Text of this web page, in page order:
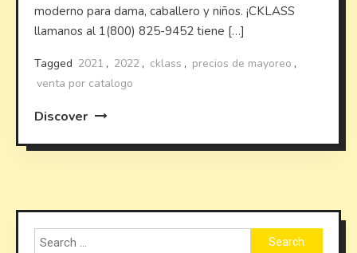
moderno para dama, caballero y niños. ¡CKLASS
llamanos al 1(800) 825-9452 tiene […]
Tagged 2021 , 2022 , cklass , precios de mayoreo ,
venta por catalogo
Discover
Search